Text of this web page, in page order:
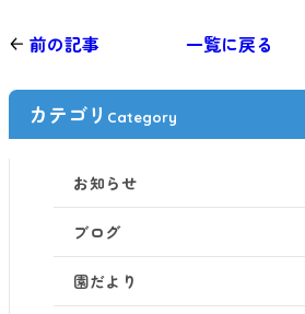
前の記事 一覧に戻る
カテゴリ Category
お知らせ
ブログ
園だより